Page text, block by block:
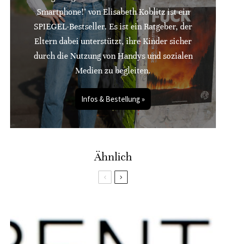
Smartphone!" von Elisabeth Koblitz ist ein
SPIEGEL-Bestseller. Es ist ein Ratgeber, der
Eltern dabei unterstützt, ihre Kinder sicher
durch die Nutzung von Handys und sozialen
Medien zu begleiten.
Infos & Bestellung »
Ähnlich